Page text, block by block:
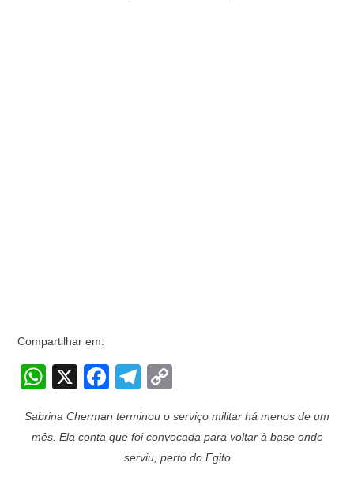
Compartilhar em:
W
at
X
F
c
e
T
e
gr
p
y
Sabrina Cherman terminou o serviço militar há menos de um
mês. Ela conta que foi convocada para voltar à base onde
serviu, perto do Egito